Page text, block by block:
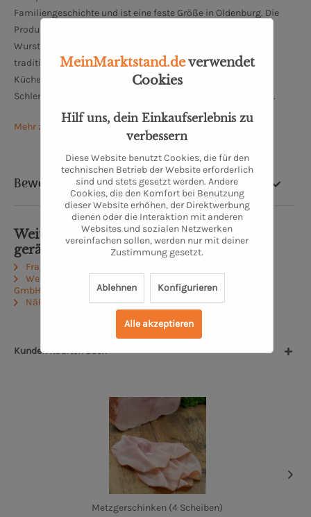
Familiengeschichte und ist eine feste Größe in Oldenburg. Die
Produktpalette bei Meerpohl reicht von Fleisch- und
Wurstspezialitäten über hausgemachte Convienence bis zu
traditionell nach altem Rezept hergestellten
Küchenerzeugnissen. Traditionelle und moderne
Schlemmerküchenqualität findet man hier zu fairen Preisen.
Mehr zu Meerpohl Spezialitäten-Fleischerei
Bewertung
Weiterführende Links zu "Kernschinken
geräuchert (5 Scheiben)"
Fragen zum Artikel?
Weitere Artikel von MEERPOHL Spezialitäten-Fleischerei
GmbH
Näheres zum Produzenten
Kunden kauften auch
Metzgerschinken (4 Scheiben)
MeinMarktstand.deverwendet
Cookies
Hilf uns, dein Einkaufserlebnis zu
verbessern
Diese Website benutzt Cookies, die für den
technischen Betrieb der Website erforderlich
sind und stets gesetzt werden. Andere
Cookies, die den Komfort bei Benutzung
dieser Website erhöhen, der Direktwerbung
dienen oder die Interaktion mit anderen
Websites und sozialen Netzwerken
vereinfachen sollen, werden nur mit deiner
Zustimmung gesetzt.
Ablehnen Konfigurieren
Alle akzeptieren